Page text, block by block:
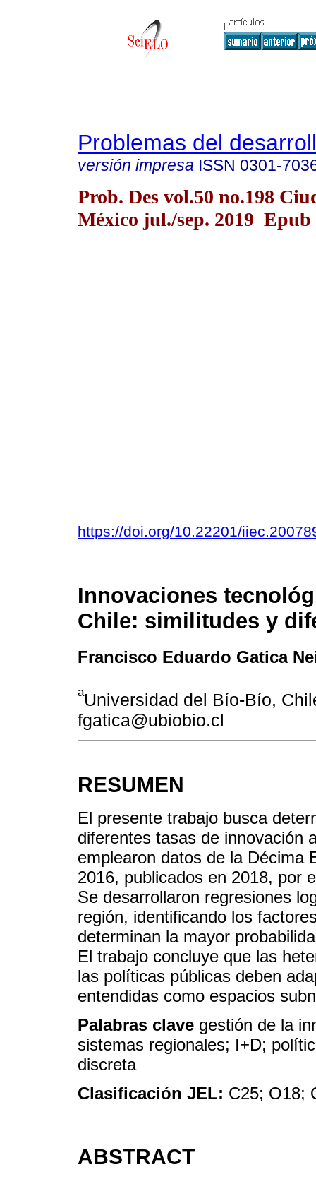
Problemas del
versión impresa ISSN 0301-
Prob. Des vol.50 no.198
México jul./sep. 2019 Epub
https://doi.org/10.22201/
Innovaciones
Chile: similitudes y
Francisco Eduardo Gatica
aUniversidad del Bío-Bío,
fgatica@ubiobio.cl
RESUMEN
El presente trabajo busca
diferentes tasas de innovación
emplearon datos de la Décima
2016, publicados en 2018, por
Se desarrollaron regresiones
región, identificando los
determinan la mayor
El trabajo concluye que las
las políticas públicas deben
entendidas como espacios
Palabras clave gestión de la
sistemas regionales; I+D;
discreta
Clasificación JEL: C25; O18;
ABSTRACT